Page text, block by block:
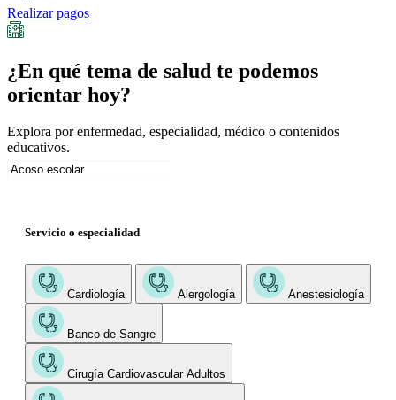
Realizar pagos
¿En qué tema de salud te podemos
orientar hoy?
Explora por enfermedad, especialidad, médico o contenidos
educativos.
Servicio o especialidad
Cardiología Alergología Anestesiología
Banco de Sangre
Cirugía Cardiovascular Adultos